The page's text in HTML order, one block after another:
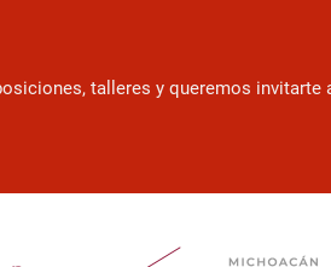
talleres y queremos invitarte